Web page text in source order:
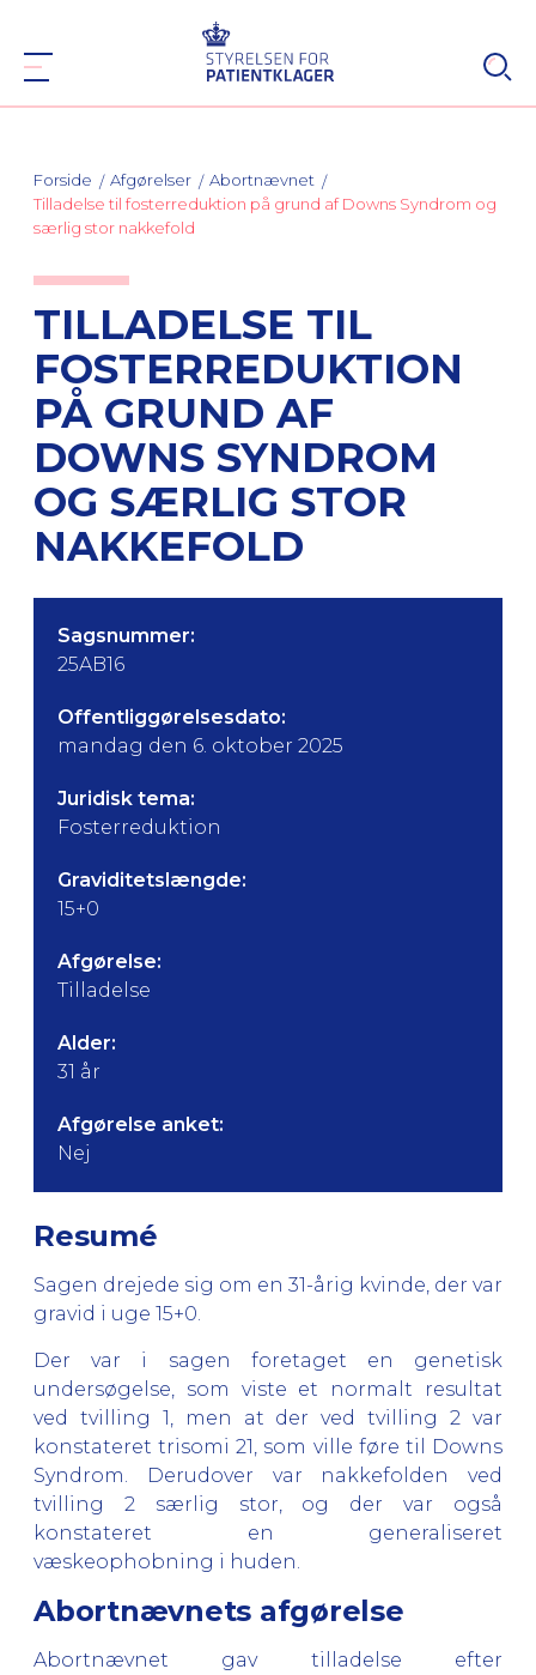
Forside Afgørelser
Abortnævnet
Tilladelse til fosterreduktion på grund af Downs Syndrom og
særlig stor nakkefold
TILLADELSE TIL
FOSTERREDUKTION
PÅ GRUND AF
DOWNS SYNDROM
OG SÆRLIG STOR
NAKKEFOLD
Sagsnummer:
25AB16
Offentliggørelsesdato:
mandag den 6. oktober 2025
Juridisk tema:
Fosterreduktion
Graviditetslængde:
15+0
Afgørelse:
Tilladelse
Alder:
31 år
Afgørelse anket:
Nej
Resumé
Sagen drejede sig om en 31-årig kvinde, der var
gravid i uge 15+0.
Der var i sagen foretaget en genetisk
undersøgelse, som viste et normalt resultat
ved tvilling 1, men at der ved tvilling 2 var
konstateret trisomi 21, som ville føre til Downs
Syndrom. Derudover var nakkefolden ved
tvilling 2 særlig stor, og der var også
konstateret en generaliseret
væskeophobning i huden.
Abortnævnets afgørelse
Abortnævnet gav tilladelse efter